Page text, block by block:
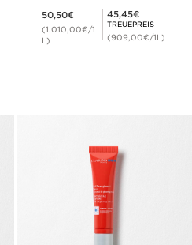
50,50€
(1.010,00€/1
L)
Mitgliederpreis 45,45€
45,45€
TREUEPREIS
(909,00€/1L)